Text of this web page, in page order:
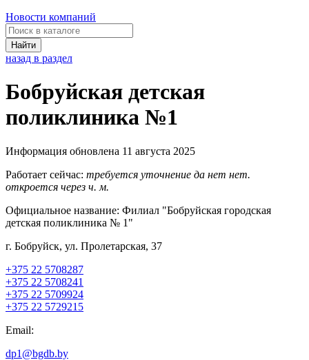
Новости компаний
Найти
назад в раздел
Бобруйская детская
поликлиника №1
Информация обновлена 11 августа 2025
Работает сейчас: требуется уточнение да нет нет.
откроется через ч. м.
Официальное название: Филиал "Бобруйская городская
детская поликлиника № 1"
г. Бобруйск, ул. Пролетарская, 37
+375 22 5708287
+375 22 5708241
+375 22 5709924
+375 22 5729215
Email:
dp1@bgdb.by